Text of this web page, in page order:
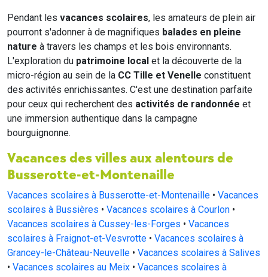
Pendant les vacances scolaires, les amateurs de plein air
pourront s'adonner à de magnifiques balades en pleine
nature à travers les champs et les bois environnants.
L'exploration du patrimoine local et la découverte de la
micro-région au sein de la CC Tille et Venelle constituent
des activités enrichissantes. C'est une destination parfaite
pour ceux qui recherchent des activités de randonnée et
une immersion authentique dans la campagne
bourguignonne.
Vacances des villes aux alentours de
Busserotte-et-Montenaille
Vacances scolaires à Busserotte-et-Montenaille • Vacances
scolaires à Bussières • Vacances scolaires à Courlon •
Vacances scolaires à Cussey-les-Forges • Vacances
scolaires à Fraignot-et-Vesvrotte • Vacances scolaires à
Grancey-le-Château-Neuvelle • Vacances scolaires à Salives
• Vacances scolaires au Meix • Vacances scolaires à